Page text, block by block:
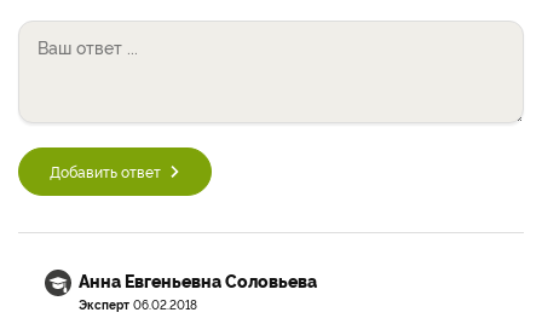
Добавить ответ
Анна Евгеньевна Соловьева
Эксперт 06.02.2018